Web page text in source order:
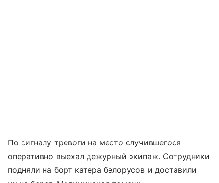
По сигналу тревоги на место случившегося
оперативно выехал дежурный экипаж. Сотрудники
подняли на борт катера белорусов и доставили